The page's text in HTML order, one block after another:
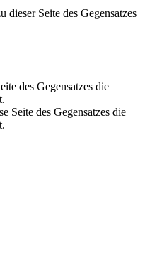
dieser Seite des Gegensatzes
des Gegensatzes die
Seite des Gegensatzes die